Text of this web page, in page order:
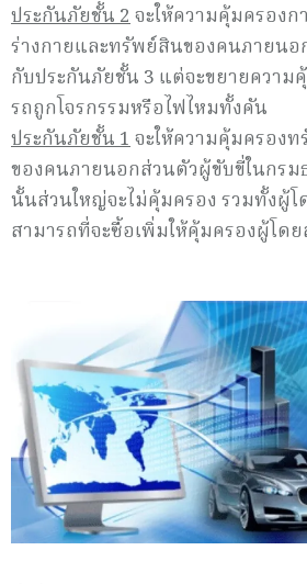
ประกันภัยชั้น 2จะให้ความคุ้มครอง
ร่างกายและทรัพย์สินของคนภายน
กับประกันภัยชั้น 3 แต่จะขยายความ
รถถูกโจรกรรมหรือไฟไหมทั้งคัน
ประกันภัยชั้น1จะให้ความคุ้มครอง
ของคนภายนอกส่วนตัวผู้ขับขี่ในกรม
นั้นส่วนใหญ่จะไม่คุ้มครอง รวมทั้งผู้
สามารถที่จะซื้อเพิ่มให้คุ้มครองผู้โดย